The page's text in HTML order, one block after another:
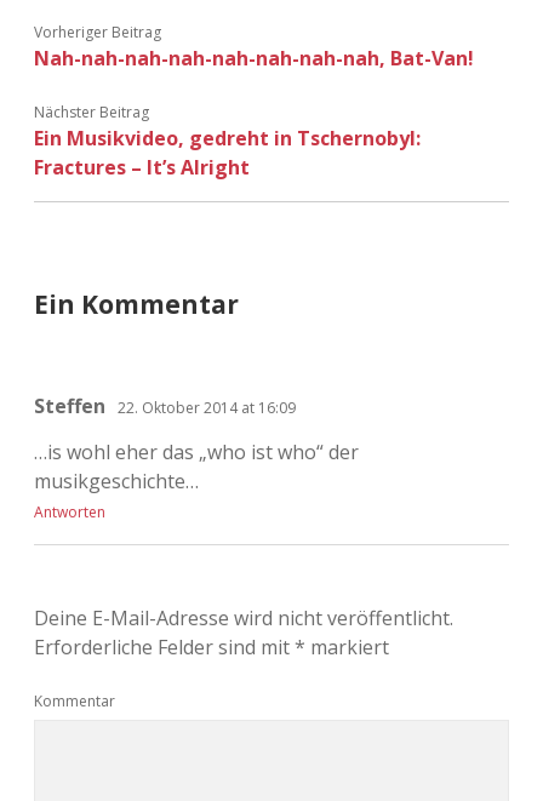
Vorheriger Beitrag
Nah-nah-nah-nah-nah-nah-nah-nah, Bat-Van!
Nächster Beitrag
Ein Musikvideo, gedreht in Tschernobyl:
Fractures – It’s Alright
Ein Kommentar
Steffen 22. Oktober 2014 at 16:09
…is wohl eher das „who ist who“ der
musikgeschichte…
Antworten
Deine E-Mail-Adresse wird nicht veröffentlicht.
Erforderliche Felder sind mit* markiert
Kommentar